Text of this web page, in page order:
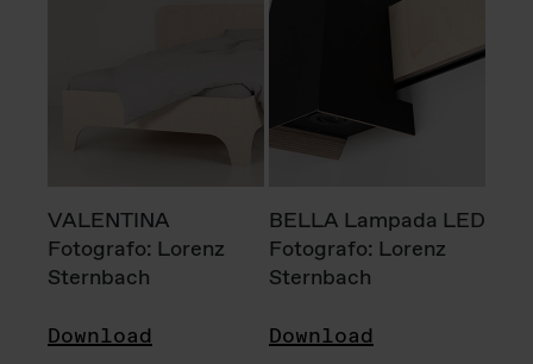
VALENTINA
Fotografo: Lorenz
Sternbach
Download
BELLA Lampada LED
Fotografo: Lorenz
Sternbach
Download